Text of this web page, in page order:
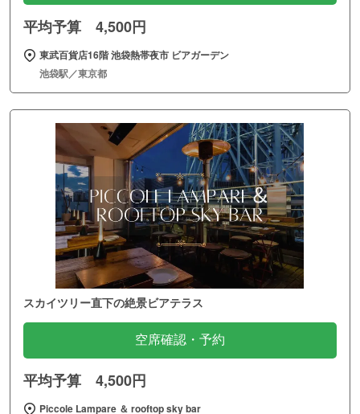
平均予算 4,500円
東武百貨店16階 池袋熱帯夜市 ビアガーデン
池袋駅／東京都
スカイツリー直下の絶景ビアテラス
空席確認・予約
平均予算 4,500円
Piccole Lampare ＆ rooftop sky bar